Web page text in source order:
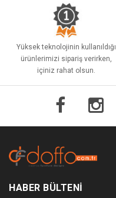
Yüksek teknolojinin kullanıldığı
ürünlerimizi sipariş verirken,
içiniz rahat olsun.
HABER BÜLTENI